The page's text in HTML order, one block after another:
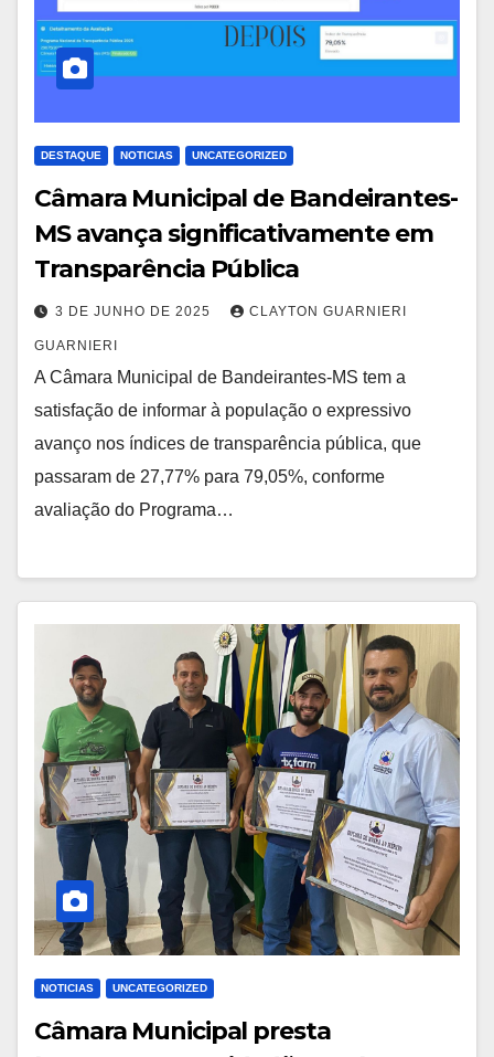
DESTAQUE NOTICIAS UNCATEGORIZED
Câmara Municipal de Bandeirantes-
MS avança significativamente em
Transparência Pública
3 DE JUNHO DE 2025 CLAYTON GUARNIERI
GUARNIERI
A Câmara Municipal de Bandeirantes-MS tem a
satisfação de informar à população o expressivo
avanço nos índices de transparência pública, que
passaram de 27,77% para 79,05%, conforme
avaliação do Programa…
NOTICIAS UNCATEGORIZED
Câmara Municipal presta